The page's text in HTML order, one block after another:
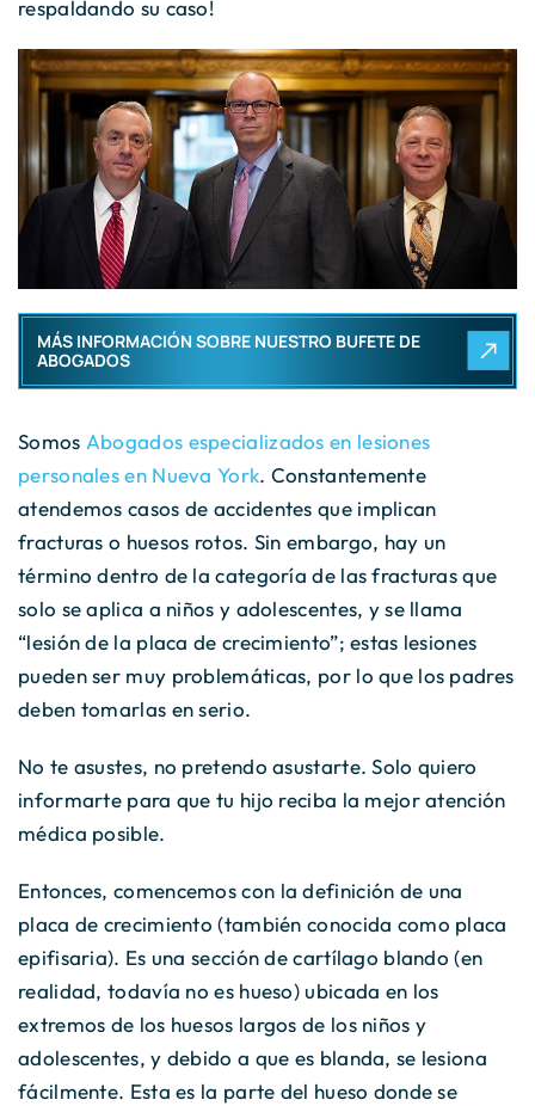
respaldando su caso!
MÁS INFORMACIÓN SOBRE NUESTRO BUFETE DE
ABOGADOS
Somos Abogados especializados en lesiones
personales en Nueva York. Constantemente
atendemos casos de accidentes que implican
fracturas o huesos rotos. Sin embargo, hay un
término dentro de la categoría de las fracturas que
solo se aplica a niños y adolescentes, y se llama
“lesión de la placa de crecimiento”; estas lesiones
pueden ser muy problemáticas, por lo que los padres
deben tomarlas en serio.
No te asustes, no pretendo asustarte. Solo quiero
informarte para que tu hijo reciba la mejor atención
médica posible.
Entonces, comencemos con la definición de una
placa de crecimiento (también conocida como placa
epifisaria). Es una sección de cartílago blando (en
realidad, todavía no es hueso) ubicada en los
extremos de los huesos largos de los niños y
adolescentes, y debido a que es blanda, se lesiona
fácilmente. Esta es la parte del hueso donde se